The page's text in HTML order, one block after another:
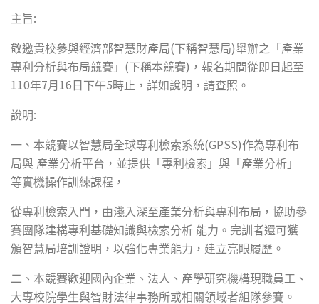
主旨:
敬邀貴校參與經濟部智慧財產局(下稱智慧局)舉辦之「產業
專利分析與布局競賽」 (下稱本競賽) ，報名期間從即日起至
110年7月 16 日下午5時止，詳如說明，請查照。
說明:
一、本競賽以智慧局全球專利檢索系統(GPSS)作為專利布
局與 產業分析平台，並提供「專利檢索」與「產業分析」
等實機操作訓練課程，
從專利檢索入門，由淺入深至產業分析與專利布局，協助參
賽團隊建構專利基礎知識與檢索分析 能力。完訓者還可獲
頒智慧局培訓證明，以強化專業能力，建立亮眼履歷。
二、本競賽歡迎國內企業、法人、產學研究機構現職員工、
大專校院學生與智財法律事務所或相關領域者組隊參賽。